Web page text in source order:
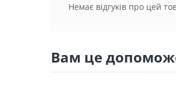
Немає відгуків про цей
Вам це